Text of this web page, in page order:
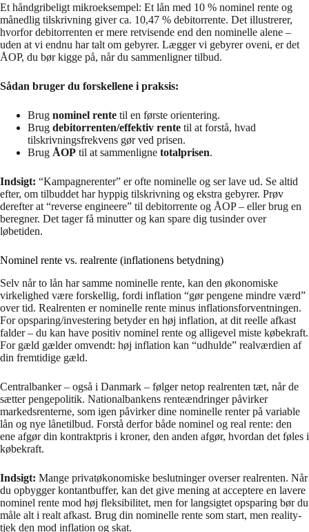
Et håndgribeligt mikroeksempel: Et lån med 10 % nominel rente og
månedlig tilskrivning giver ca. 10,47 % debitorrente. Det illustrerer,
hvorfor debitorrenten er mere retvisende end den nominelle alene –
uden at vi endnu har talt om gebyrer. Lægger vi gebyrer oveni, er det
ÅOP, du bør kigge på, når du sammenligner tilbud.
Sådan bruger du forskellene i praksis:
Brug nominel rente til en første orientering.
Brug debitorrenten/effektiv rente til at forstå, hvad
tilskrivningsfrekvens gør ved prisen.
Brug ÅOP til at sammenligne totalprisen.
Indsigt: “Kampagnerenter” er ofte nominelle og ser lave ud. Se altid
efter, om tilbuddet har hyppig tilskrivning og ekstra gebyrer. Prøv
derefter at “reverse engineere” til debitorrente og ÅOP – eller brug en
beregner. Det tager få minutter og kan spare dig tusinder over
løbetiden.
Nominel rente vs. realrente (inflationens betydning)
Selv når to lån har samme nominelle rente, kan den økonomiske
virkelighed være forskellig, fordi inflation “gør pengene mindre værd”
over tid. Realrenten er nominelle rente minus inflationsforventningen.
For opsparing/investering betyder en høj inflation, at dit reelle afkast
falder – du kan have positiv nominel rente og alligevel miste købekraft.
For gæld gælder omvendt: høj inflation kan “udhulde” realværdien af
din fremtidige gæld.
Centralbanker – også i Danmark – følger netop realrenten tæt, når de
sætter pengepolitik. Nationalbankens renteændringer påvirker
markedsrenterne, som igen påvirker dine nominelle renter på variable
lån og nye lånetilbud. Forstå derfor både nominel og real rente: den
ene afgør din kontraktpris i kroner, den anden afgør, hvordan det føles i
købekraft.
Indsigt: Mange privatøkonomiske beslutninger overser realrenten. Når
du opbygger kontantbuffer, kan det give mening at acceptere en lavere
nominel rente mod høj fleksibilitet, men for langsigtet opsparing bør du
måle alt i realt afkast. Brug din nominelle rente som start, men reality-
tjek den mod inflation og skat.